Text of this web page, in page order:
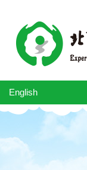
English